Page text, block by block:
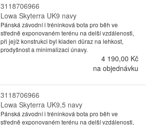
3118706966
Lowa Skyterra UK9 navy
Pánská závodní i tréninková bota pro běh ve
středně exponovaném terénu na delší vzdálenosti,
při jejíž konstrukci byl kladen důraz na lehkost,
prodyšnost a minimalizaci únavy.
4 190,00 Kč
na objednávku
3118706966
Lowa Skyterra UK9,5 navy
Pánská závodní i tréninková bota pro běh ve
středně exponovaném terénu na delší vzdálenosti,